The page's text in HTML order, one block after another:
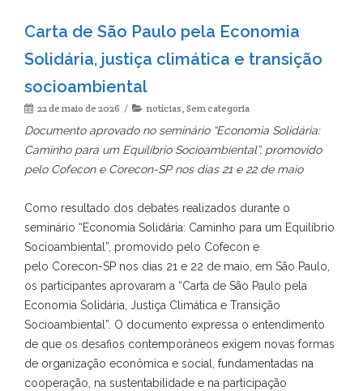
Carta de São Paulo pela Economia
Solidária, justiça climática e transição
socioambiental
22 de maio de 2026 notícias, Sem categoria
Documento aprovado no seminário “Economia Solidária:
Caminho para um Equilíbrio Socioambiental”, promovido
pelo Cofecon e Corecon-SP nos dias 21 e 22 de maio
Como resultado dos debates realizados durante o
seminário “Economia Solidária: Caminho para um Equilíbrio
Socioambiental”, promovido pelo Cofecon e
pelo Corecon-SP nos dias 21 e 22 de maio, em São Paulo,
os participantes aprovaram a “Carta de São Paulo pela
Economia Solidária, Justiça Climática e Transição
Socioambiental”. O documento expressa o entendimento
de que os desafios contemporâneos exigem novas formas
de organização econômica e social, fundamentadas na
cooperação, na sustentabilidade e na participação